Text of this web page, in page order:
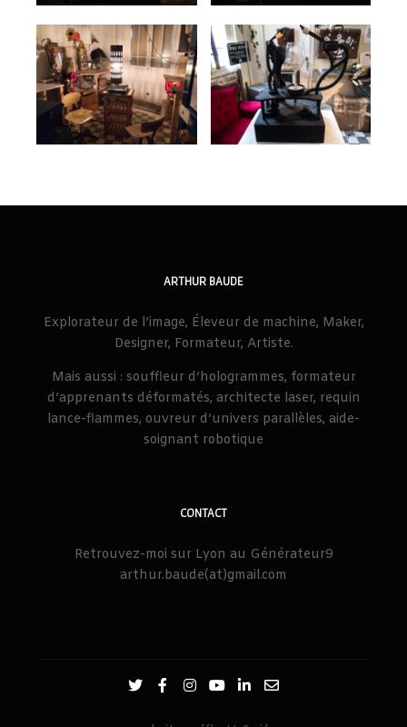
ARTHUR BAUDE
Explorateur de l’image, Éleveur de machine, Maker,
Designer, Formateur, Artiste.
Mais aussi : souffleur d’hologrammes, formateur
d’apprenants déformatés, architecte laser, requin
lance-flammes, ouvreur d’univers parallèles, aide-
soignant robotique
CONTACT
Retrouvez-moi sur Lyon au Générateur9
arthur.baude(at)gmail.com